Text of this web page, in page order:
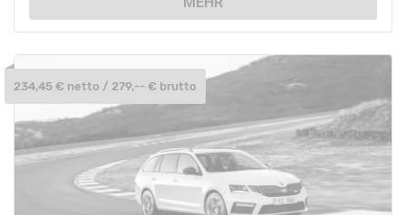
234,45 € netto / 279,-- € brutto